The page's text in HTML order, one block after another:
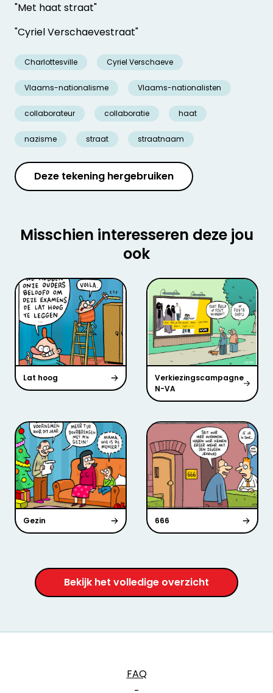
"Met haat straat"
"Cyriel Verschaevestraat"
Charlottesville Cyriel Verschaeve
Vlaams-nationalisme Vlaams-nationalisten
collaborateur collaboratie haat
nazisme straat straatnaam
Deze tekening hergebruiken
Misschien interesseren deze jou
ook
Lat hoog
Verkiezingscampagne
N-VA
Gezin 666
Bekijk het volledige overzicht
FAQ